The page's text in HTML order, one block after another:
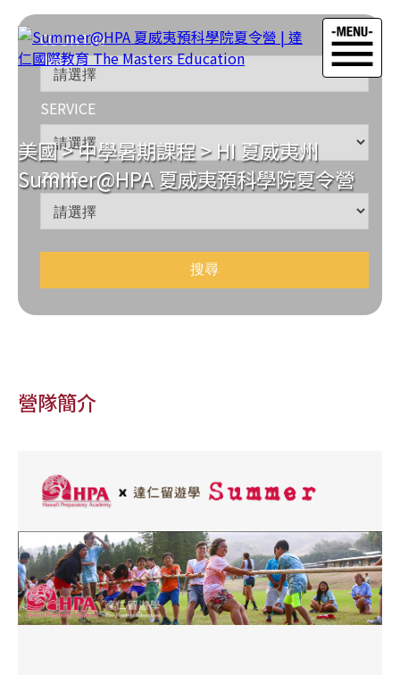
美國>中學暑期課程>HI 夏威夷州
Summer@HPA 夏威夷預科學院夏令營
COUNTRY
SERVICE
ZONE
營隊簡介